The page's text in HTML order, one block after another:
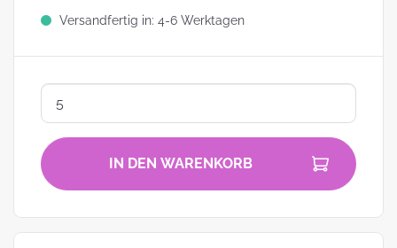
Versandfertig in: 4-6 Werktagen
IN DEN WARENKORB